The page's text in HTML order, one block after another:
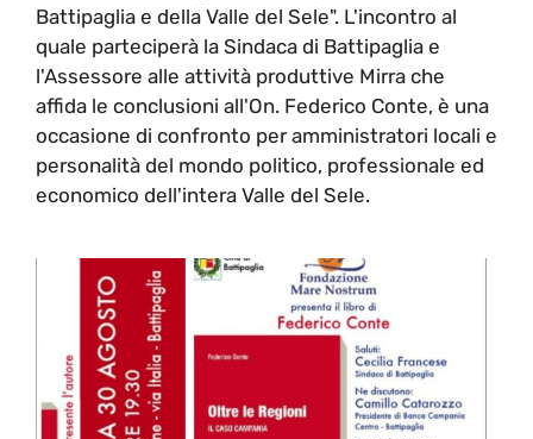
Battipaglia e della Valle del Sele". L'incontro al
quale parteciperà la Sindaca di Battipaglia e
l'Assessore alle attività produttive Mirra che
affida le conclusioni all'On. Federico Conte, è una
occasione di confronto per amministratori locali e
personalità del mondo politico, professionale ed
economico dell'intera Valle del Sele.